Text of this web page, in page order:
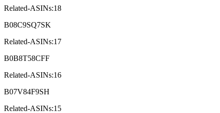
Related-ASINs:18
B08C9SQ7SK
Related-ASINs:17
B0B8T58CFF
Related-ASINs:16
B07V84F9SH
Related-ASINs:15